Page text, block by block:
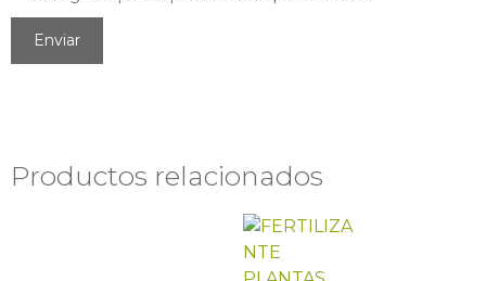
Productos relacionados